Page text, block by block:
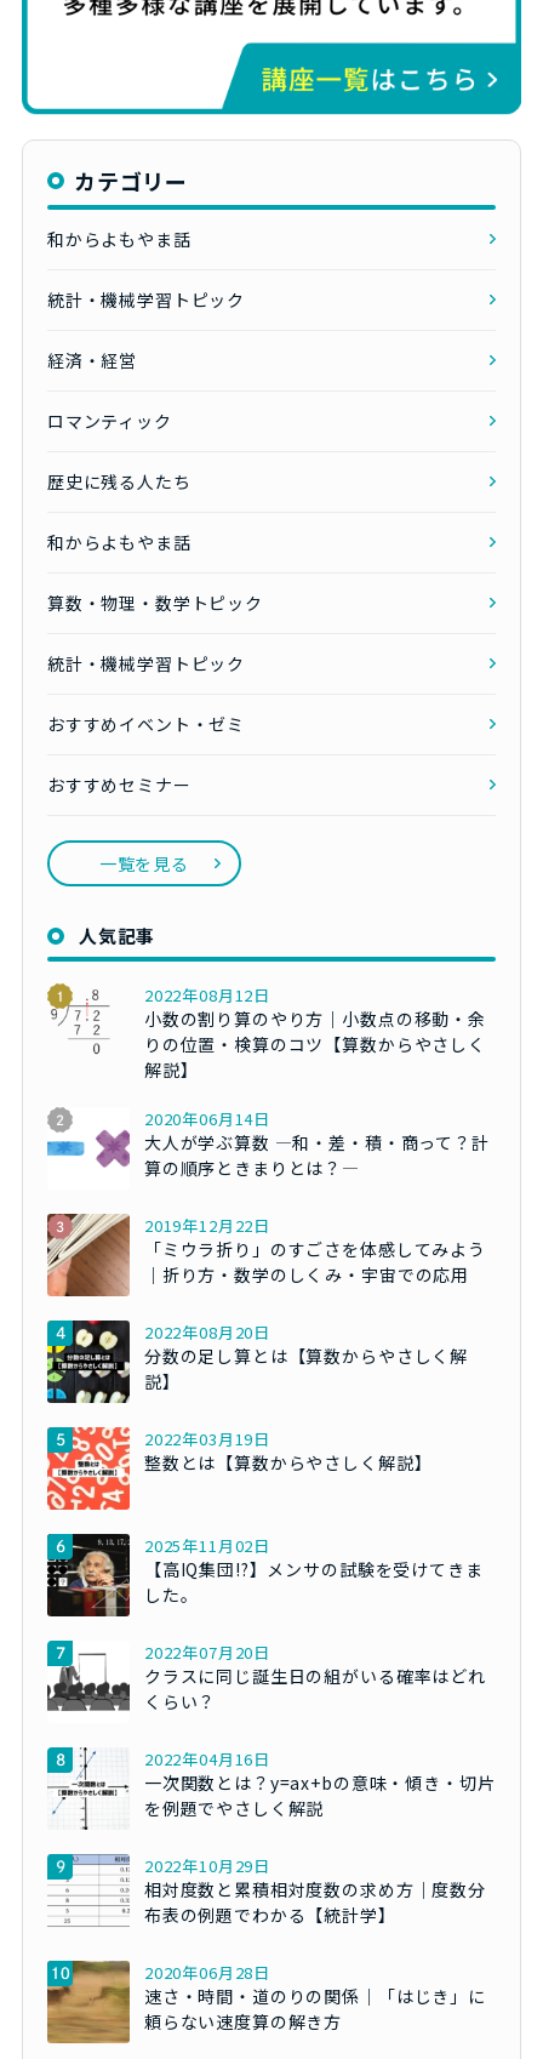
カテゴリー
和からよもやま話
統計・機械学習トピック
経済・経営
ロマンティック
歴史に残る人たち
和からよもやま話
算数・物理・数学トピック
統計・機械学習トピック
おすすめイベント・ゼミ
おすすめセミナー
一覧を見る
人気記事
2022年08月12日
小数の割り算のやり方｜小数点の移動・余
りの位置・検算のコツ【算数からやさしく
解説】
2020年06月14日
大人が学ぶ算数 ―和・差・積・商って？計
算の順序ときまりとは？―
2019年12月22日
「ミウラ折り」のすごさを体感してみよう
｜折り方・数学のしくみ・宇宙での応用
2022年08月20日
分数の足し算とは【算数からやさしく解
説】
2022年03月19日
整数とは【算数からやさしく解説】
2025年11月02日
【高IQ集団!?】メンサの試験を受けてきま
した。
2022年07月20日
クラスに同じ誕生日の組がいる確率はどれ
くらい？
2022年04月16日
一次関数とは？y=ax+bの意味・傾き・切片
を例題でやさしく解説
2022年10月29日
相対度数と累積相対度数の求め方｜度数分
布表の例題でわかる【統計学】
2020年06月28日
速さ・時間・道のりの関係｜「はじき」に
頼らない速度算の解き方